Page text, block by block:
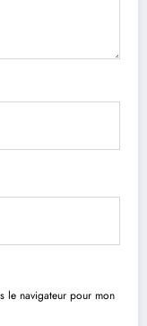
le navigateur pour mon